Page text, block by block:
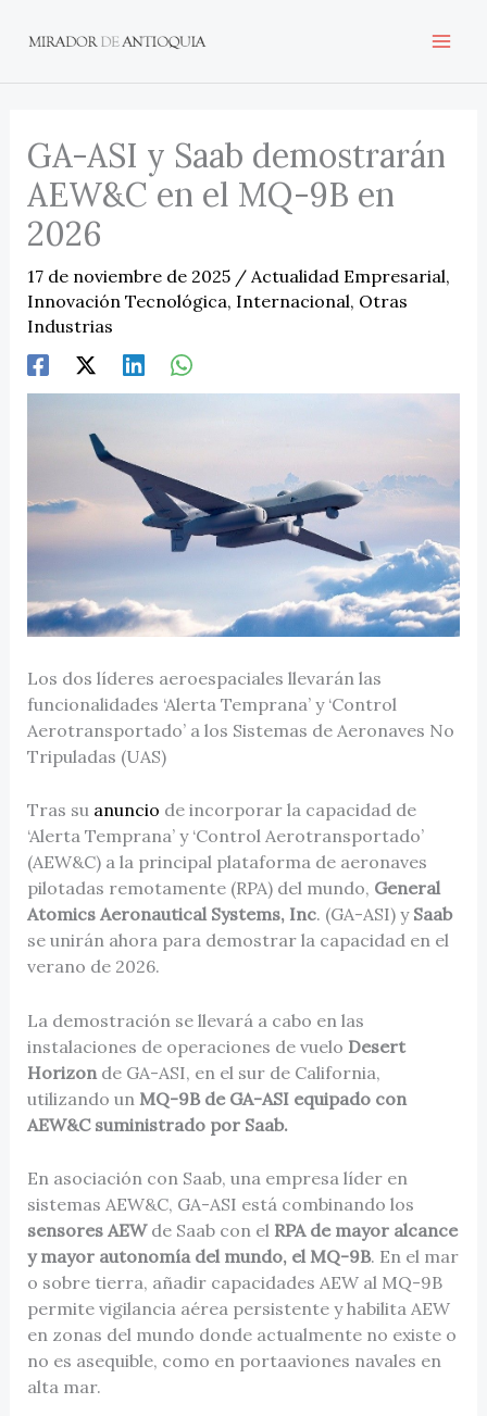
GA-ASI y Saab demostrarán
AEW&C en el MQ-9B en
2026
17 de noviembre de 2025 / Actualidad Empresarial,
Innovación Tecnológica, Internacional, Otras
Industrias
Los dos líderes aeroespaciales llevarán las
funcionalidades ‘Alerta Temprana’ y ‘Control
Aerotransportado’ a los Sistemas de Aeronaves No
Tripuladas (UAS)
Tras su anuncio de incorporar la capacidad de
‘Alerta Temprana’ y ‘Control Aerotransportado’
(AEW&C) a la principal plataforma de aeronaves
pilotadas remotamente (RPA) del mundo, General
Atomics Aeronautical Systems, Inc. (GA-ASI) y Saab
se unirán ahora para demostrar la capacidad en el
verano de 2026.
La demostración se llevará a cabo en las
instalaciones de operaciones de vuelo Desert
Horizonde GA-ASI, en el sur de California,
utilizando un MQ-9B de GA-ASI equipado con
AEW&C suministrado por Saab.
En asociación con Saab, una empresa líder en
sistemas AEW&C, GA-ASI está combinando los
sensores AEWde Saab con el RPA de mayor alcance
y mayor autonomía del mundo, el MQ-9B. En el mar
o sobre tierra, añadir capacidades AEW al MQ-9B
permite vigilancia aérea persistente y habilita AEW
en zonas del mundo donde actualmente no existe o
no es asequible, como en portaaviones navales en
alta mar.